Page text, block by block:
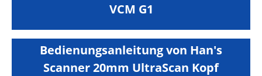
VCM G1
Bedienungsanleitung von Han's
Scanner 20mm UltraScan Kopf